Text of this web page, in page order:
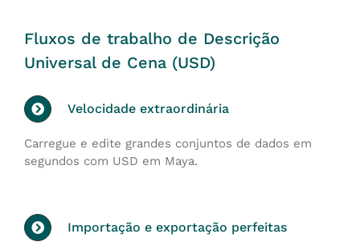
Fluxos de trabalho de Descrição
Universal de Cena (USD)
Velocidade extraordinária
Carregue e edite grandes conjuntos de dados em
segundos com USD em Maya.
Importação e exportação perfeitas